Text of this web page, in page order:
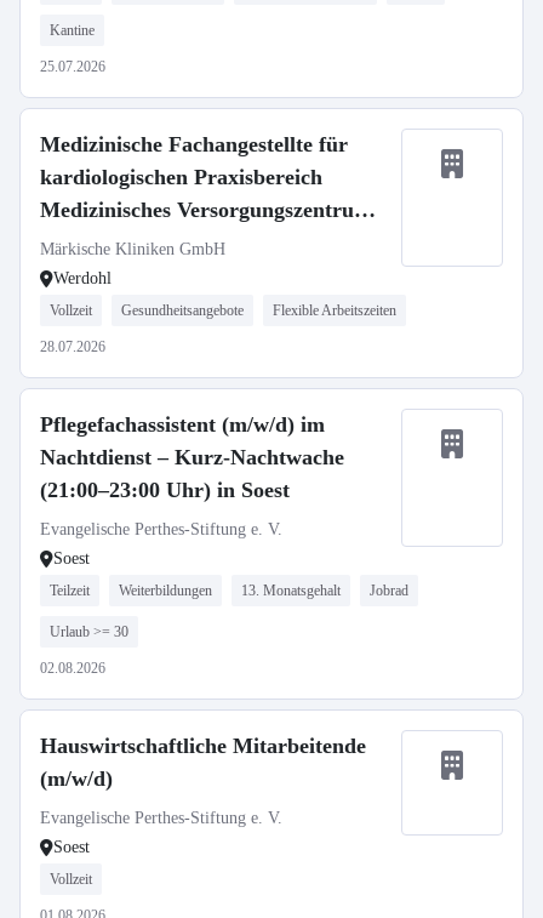
Kantine
25.07.2026
Medizinische Fachangestellte für
kardiologischen Praxisbereich
Medizinisches Versorgungszentrum
(m/w/d)
Märkische Kliniken GmbH
Werdohl
Vollzeit Gesundheitsangebote Flexible Arbeitszeiten
28.07.2026
Pflegefachassistent (m/w/d) im
Nachtdienst – Kurz-Nachtwache
(21:00–23:00 Uhr) in Soest
Evangelische Perthes-Stiftung e. V.
Soest
Teilzeit Weiterbildungen 13. Monatsgehalt Jobrad
Urlaub >= 30
02.08.2026
Hauswirtschaftliche Mitarbeitende
(m/w/d)
Evangelische Perthes-Stiftung e. V.
Soest
Vollzeit